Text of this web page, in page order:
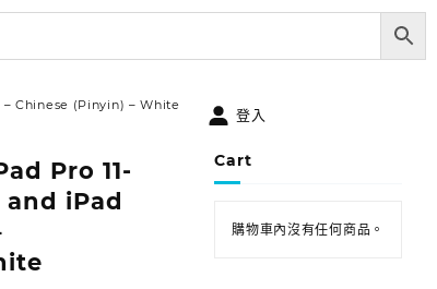
Chinese (Pinyin) – White
Pro 11-
iPad
登入
Cart
購物車內沒有任何商品。